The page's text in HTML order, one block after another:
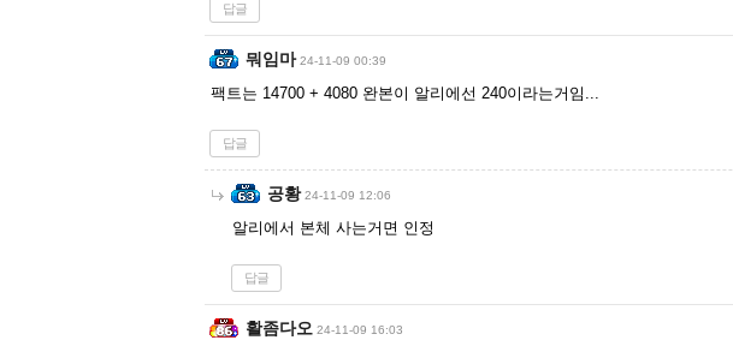
답글
뭐임마 24-11-09 00:39
팩트는 14700 + 4080 완본이 알리에선 240이라는거임...
답글
공황 24-11-09 12:06
알리에서 본체 사는거면 인정
답글
활좀다오 24-11-09 16:03